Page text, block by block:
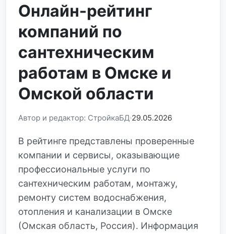
Онлайн-рейтинг
компаний по
сантехническим
работам в Омске и
Омской области
Автор и редактор: СтройкаБД 29.05.2026
В рейтинге представлены проверенные
компании и сервисы, оказывающие
профессиональные услуги по
сантехническим работам, монтажу,
ремонту систем водоснабжения,
отопления и канализации в Омске
(Омская область, Россия). Информация